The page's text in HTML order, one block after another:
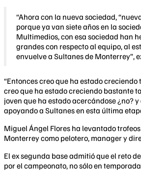
“Ahora con la nueva sociedad,
porque ya van siete años en la
Multimedios, con esa sociedad han
grandes con respecto al equipo, al
envuelve a Sultanes de Monterrey”,
“Entonces creo que ha estado creciendo
creo que ha estado creciendo bastante
joven que ha estado acercándose ¿no?
apoyando a Sultanes en esta última
Miguel Ángel Flores ha levantado
Monterrey como pelotero, manager y
El ex segunda base admitió que el reto
por el campeonato, no sólo en